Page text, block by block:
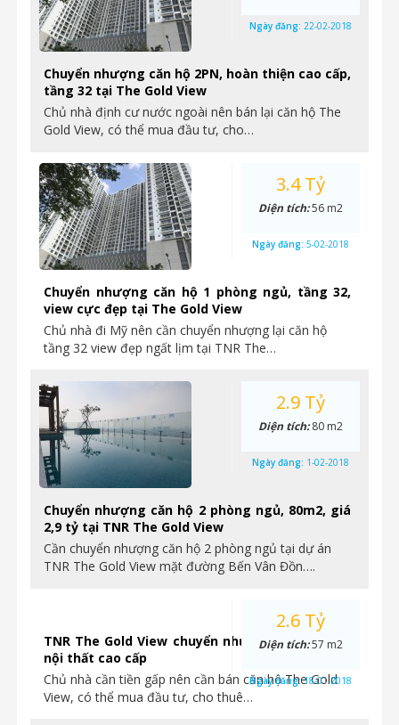
Chuyển nhượng căn hộ 2PN, hoàn thiện cao cấp,
tầng 32 tại The Gold View
Chủ nhà định cư nước ngoài nên bán lại căn hộ The
Gold View, có thể mua đầu tư, cho…
Ngày đăng: 22-02-2018
Chuyển nhượng căn hộ 1 phòng ngủ, tầng 32,
view cực đẹp tại The Gold View
Chủ nhà đi Mỹ nên cần chuyển nhượng lại căn hộ
tầng 32 view đẹp ngất lịm tại TNR The…
3.4 Tỷ
Diện tích:56 m2
Ngày đăng: 5-02-2018
Chuyển nhượng căn hộ 2 phòng ngủ, 80m2, giá
2,9 tỷ tại TNR The Gold View
Cần chuyển nhượng căn hộ 2 phòng ngủ tại dự án
TNR The Gold View mặt đường Bến Vân Đồn….
2.9 Tỷ
Diện tích:80 m2
Ngày đăng: 1-02-2018
TNR The Gold View chuyển nhượng căn hộ 1PN
nội thất cao cấp
Chủ nhà cần tiền gấp nên cần bán căn hộ The Gold
View, có thể mua đầu tư, cho thuê…
2.6 Tỷ
Diện tích:57 m2
Ngày đăng:18-01-2018